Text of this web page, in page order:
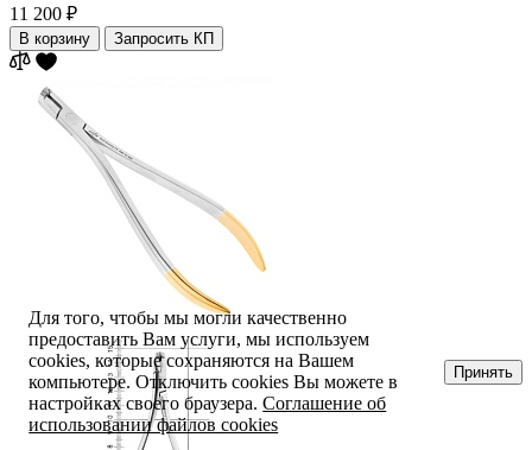
11 200 ₽
В корзину Запросить КП
Для того, чтобы мы могли качественно
предоставить Вам услуги, мы используем
cookies, которые сохраняются на Вашем
компьютере. Отключить cookies Вы можете в
настройках своего браузера.Соглашение об
использовании файлов cookies
Принять